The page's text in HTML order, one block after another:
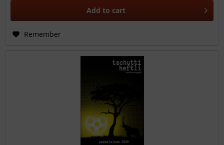
Add to cart
Remember